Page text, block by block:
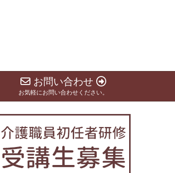
お問い合わせ
お気軽にお問い合わせください。